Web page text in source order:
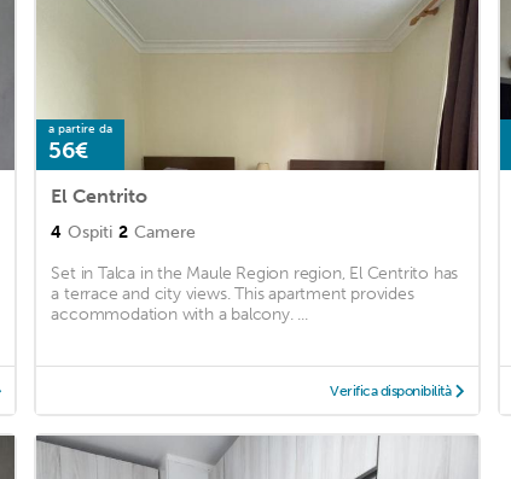
a partire da
56€
El Centrito
4 Ospiti 2 Camere
Set in Talca in the Maule Region region, El Centrito has
a terrace and city views. This apartment provides
accommodation with a balcony. ...
Verifica disponibilità